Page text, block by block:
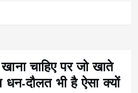
खाना चाहिए पर जो खाते
दौलत भी है ऐसा क्यों